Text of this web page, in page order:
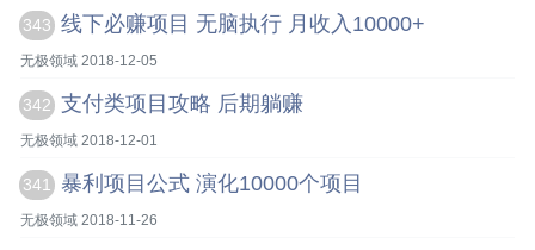
343 线下必赚项目 无脑执行 月收入10000+
无极领域 2018-12-05
342 支付类项目攻略 后期躺赚
无极领域 2018-12-01
341 暴利项目公式 演化10000个项目
无极领域 2018-11-26